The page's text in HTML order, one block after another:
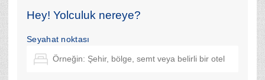
Hey! Yolculuk nereye?
Seyahat noktası